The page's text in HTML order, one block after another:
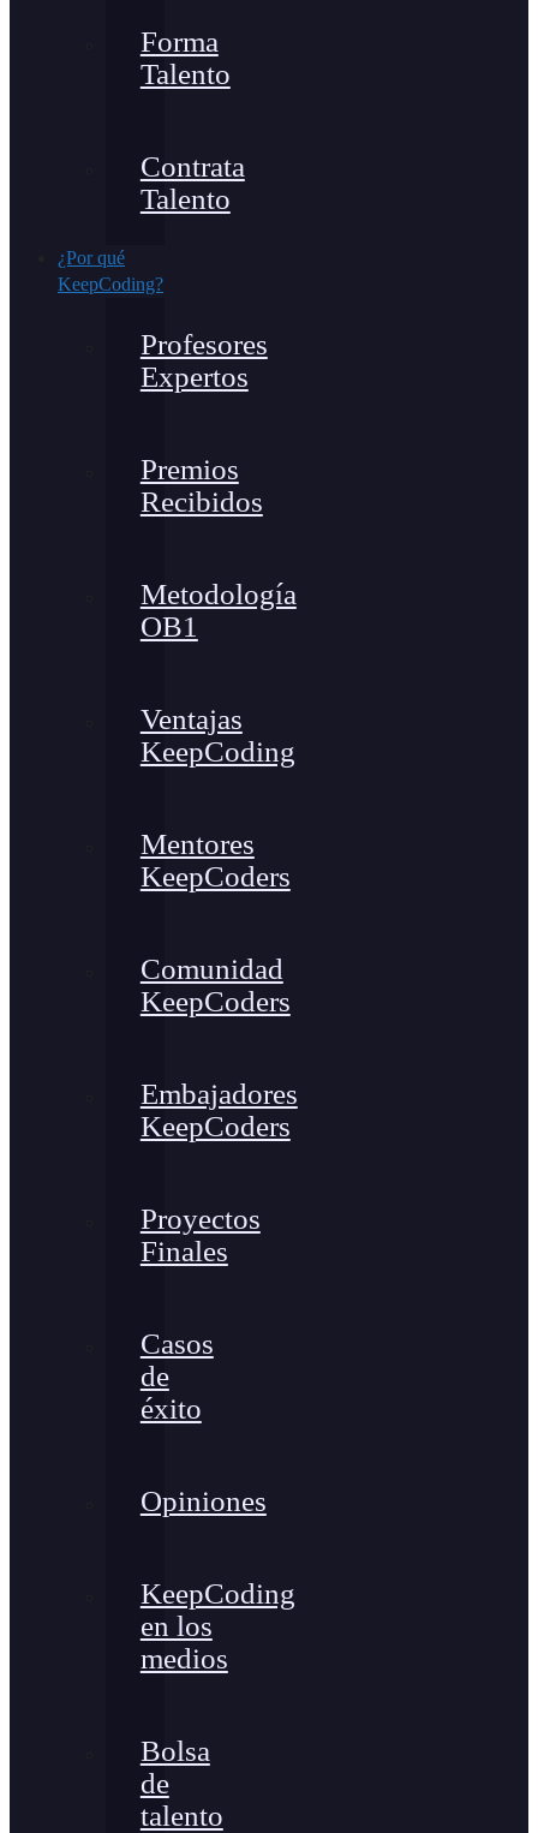
Forma
Talento
Contrata
Talento
¿Por qué
KeepCoding?
Profesores
Expertos
Premios
Recibidos
Metodología
OB1
Ventajas
KeepCoding
Mentores
KeepCoders
Comunidad
KeepCoders
Embajadores
KeepCoders
Proyectos
Finales
Casos
de
éxito
Opiniones
KeepCoding
en los
medios
Bolsa
de
talento